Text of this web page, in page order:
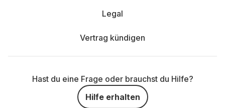
Legal
Vertrag kündigen
Hast du eine Frage oder brauchst du Hilfe?
Hilfe erhalten